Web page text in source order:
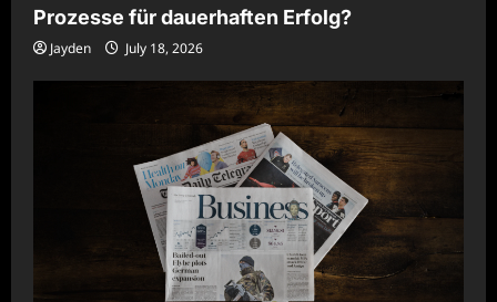
Prozesse für dauerhaften Erfolg?
Jayden July 18, 2026